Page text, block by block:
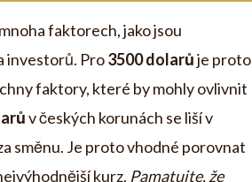
faktorech, jako jsou
investorů. Pro3500 dolarůje proto
faktory, které by mohly ovlivnit
v českých korunách se liší v
směnu. Je proto vhodné porovnat
kurz. Pamatujte, že